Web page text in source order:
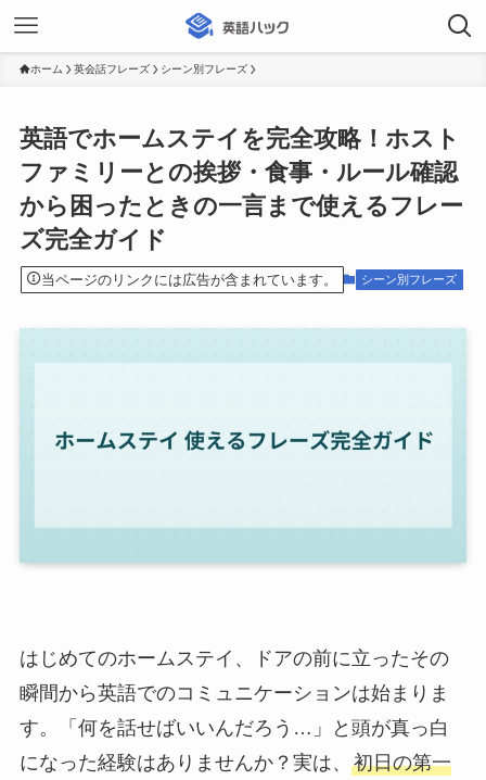
ホーム 英会話フレーズ シーン別フレーズ
英語でホームステイを完全攻略！ホスト
ファミリーとの挨拶・食事・ルール確認
から困ったときの一言まで使えるフレー
ズ完全ガイド
当ページのリンクには広告が含まれています。 シーン別フレーズ
はじめてのホームステイ、ドアの前に立ったその
瞬間から英語でのコミュニケーションは始まりま
す。「何を話せばいいんだろう…」と頭が真っ白
になった経験はありませんか？実は、 初日の第一